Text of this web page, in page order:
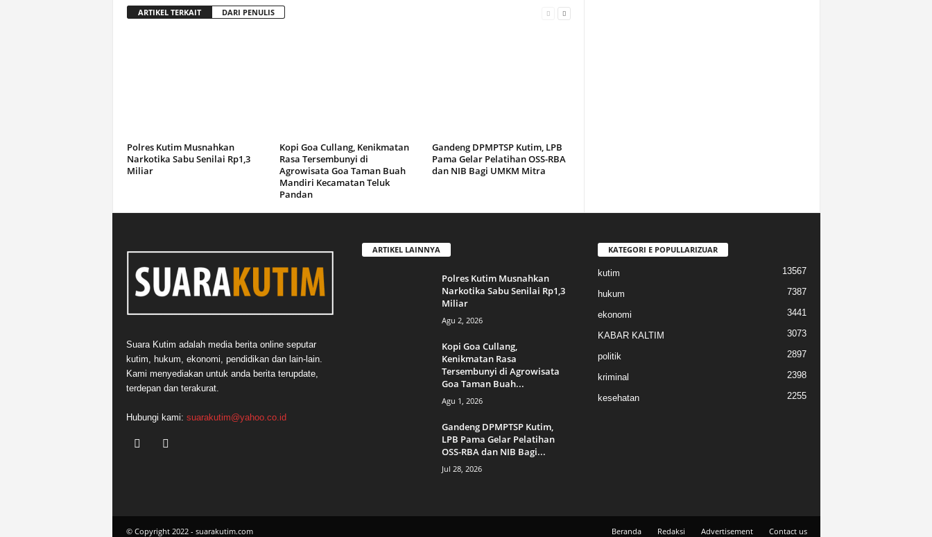
ARTIKEL TERKAIT DARI PENULIS
Polres Kutim Musnahkan
Narkotika Sabu Senilai Rp1,3
Miliar
Kopi Goa Cullang, Kenikmatan
Rasa Tersembunyi di
Agrowisata Goa Taman Buah
Mandiri Kecamatan Teluk
Pandan
Gandeng DPMPTSP Kutim, LPB
Pama Gelar Pelatihan OSS-RBA
dan NIB Bagi UMKM Mitra
Suara Kutim adalah media berita online seputar
kutim, hukum, ekonomi, pendidikan dan lain-lain.
Kami menyediakan untuk anda berita terupdate,
terdepan dan terakurat.
Hubungi kami: suarakutim@yahoo.co.id
ARTIKEL LAINNYA
Polres Kutim Musnahkan
Narkotika Sabu Senilai Rp1,3
Miliar
Agu 2, 2026
Kopi Goa Cullang,
Kenikmatan Rasa
Tersembunyi di Agrowisata
Goa Taman Buah...
Agu 1, 2026
Gandeng DPMPTSP Kutim,
LPB Pama Gelar Pelatihan
OSS-RBA dan NIB Bagi...
Jul 28, 2026
KATEGORI E POPULLARIZUAR
kutim 13567
hukum 7387
ekonomi 3441
KABAR KALTIM 3073
politik 2897
kriminal 2398
kesehatan 2255
Beranda Redaksi Advertisement Contact us
© Copyright 2022 - suarakutim.com